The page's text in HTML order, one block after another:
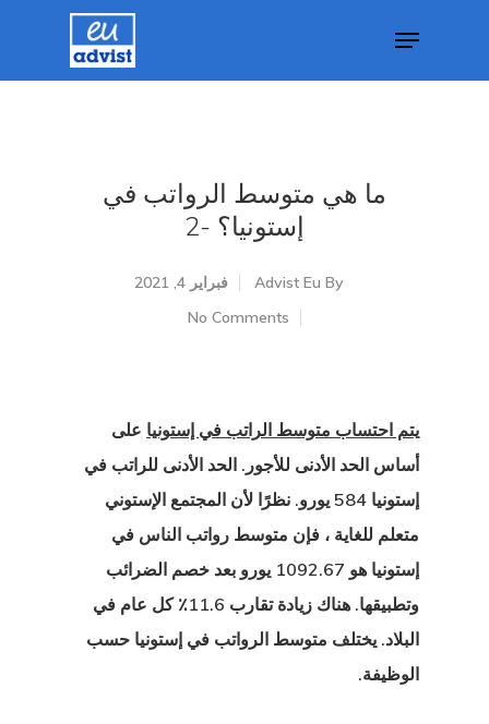
ما هي متوسط الرواتب في
إستونيا؟ -2
By
Advist Eu
فبراير 4, 2021
No Comments
يتم احتساب متوسط الراتب في إستونيا على
أساس الحد الأدنى للأجور. الحد الأدنى للراتب في
إستونيا 584 يورو. نظرًا لأن المجتمع الإستوني
متعلم للغاية ، فإن متوسط رواتب الناس في
إستونيا هو 1092.67 يورو بعد خصم الضرائب
وتطبيقها. هناك زيادة تقارب 11.6٪ كل عام في
البلاد. يختلف متوسط الرواتب في إستونيا حسب
الوظيفة.